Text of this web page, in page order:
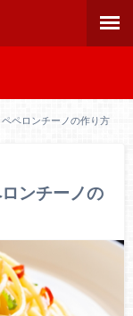
ペロンチーノの作り方
ンチーノの